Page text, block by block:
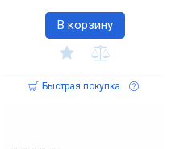
В корзину
Быстрая покупка